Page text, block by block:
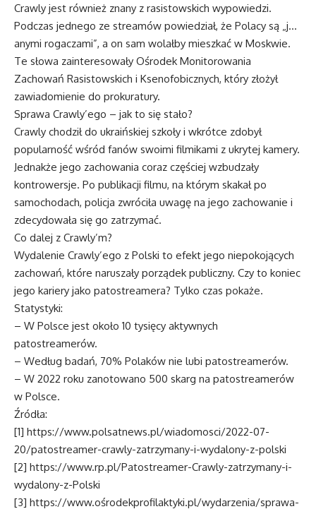
Crawly jest również znany z rasistowskich wypowiedzi.
Podczas jednego ze streamów powiedział, że Polacy są „j…
anymi rogaczami”, a on sam wolałby mieszkać w Moskwie.
Te słowa zainteresowały Ośrodek Monitorowania
Zachowań Rasistowskich i Ksenofobicznych, który złożył
zawiadomienie do prokuratury.
Sprawa Crawly’ego – jak to się stało?
Crawly chodził do ukraińskiej szkoły i wkrótce zdobył
popularność wśród fanów swoimi filmikami z ukrytej kamery.
Jednakże jego zachowania coraz częściej wzbudzały
kontrowersje. Po publikacji filmu, na którym skakał po
samochodach, policja zwróciła uwagę na jego zachowanie i
zdecydowała się go zatrzymać.
Co dalej z Crawly’m?
Wydalenie Crawly’ego z Polski to efekt jego niepokojących
zachowań, które naruszały porządek publiczny. Czy to koniec
jego kariery jako patostreamera? Tylko czas pokaże.
Statystyki:
– W Polsce jest około 10 tysięcy aktywnych
patostreamerów.
– Według badań, 70% Polaków nie lubi patostreamerów.
– W 2022 roku zanotowano 500 skarg na patostreamerów
w Polsce.
Źródła:
[1] https://www.polsatnews.pl/wiadomosci/2022-07-
20/patostreamer-crawly-zatrzymany-i-wydalony-z-polski
[2] https://www.rp.pl/Patostreamer-Crawly-zatrzymany-i-
wydalony-z-Polski
[3] https://www.ośrodekprofilaktyki.pl/wydarzenia/sprawa-